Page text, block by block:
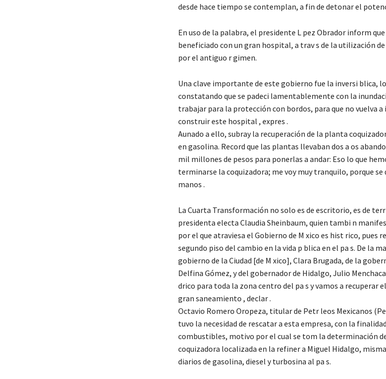
desde hace tiempo se contemplan, a fin de detonar el
En uso de la palabra, el presidente L pez Obrador inform
beneficiado con un gran hospital, a trav s de la utilización
por el antiguo r gimen.
Una clave importante de este gobierno fue la inversi blica,
constatando que se padeci lamentablemente con la
trabajar para la protección con bordos, para que no vuelva a
construir este hospital , expres .
Aunado a ello, subray la recuperación de la planta
en gasolina. Record que las plantas llevaban dos a os
mil millones de pesos para ponerlas a andar: Eso lo que
terminarse la coquizadora; me voy muy tranquilo, porque se
manos .
La Cuarta Transformación no solo es de escritorio, es de
presidenta electa Claudia Sheinbaum, quien tambi n
por el que atraviesa el Gobierno de M xico es hist rico, pues
segundo piso del cambio en la vida p blica en el pa s. De la
gobierno de la Ciudad [de M xico], Clara Brugada, de la
Delfina Gómez, y del gobernador de Hidalgo, Julio
drico para toda la zona centro del pa s y vamos a recuperar
gran saneamiento , declar .
Octavio Romero Oropeza, titular de Petr leos Mexicanos
tuvo la necesidad de rescatar a esta empresa, con la
combustibles, motivo por el cual se tom la determinación
coquizadora localizada en la refiner a Miguel Hidalgo,
diarios de gasolina, diesel y turbosina al pa s.